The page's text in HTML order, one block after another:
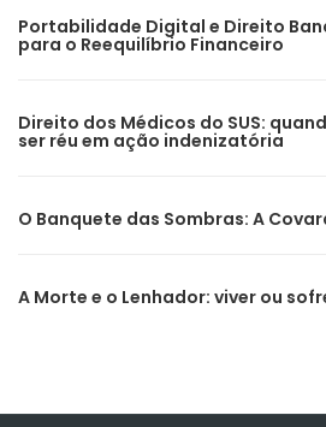
Portabilidade Digital e Direito
para o Reequilíbrio Financeiro
Direito dos Médicos do SUS:
ser réu em ação indenizatória
O Banquete das Sombras: A
A Morte e o Lenhador: viver ou